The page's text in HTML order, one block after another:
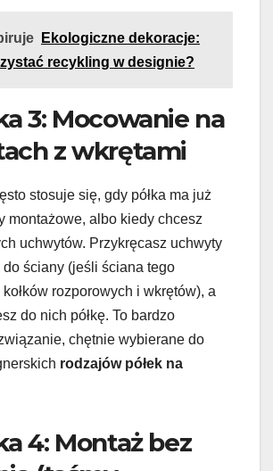
Ekologiczne dekoracje:
recykling w designie?
3: Mocowanie na
z wkrętami
stosuje się, gdy półka ma już
montażowe, albo kiedy chcesz
uchwytów. Przykręcasz uchwyty
do ściany (jeśli ściana tego
rozporowych i wkrętów), a
do nich półkę. To bardzo
chętnie wybierane do
rodzajów półek na
4: Montaż bez